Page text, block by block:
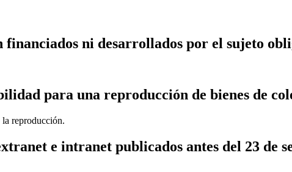
financiados ni desarrollados por el sujeto
para una reproducción de bienes de
reproducción.
e intranet publicados antes del 23 de